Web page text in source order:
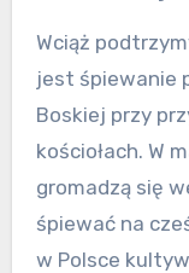
Wciąż
jest śpiewanie
Boskiej przy
kościołach. W
gromadzą się
śpiewać na
w Polsce